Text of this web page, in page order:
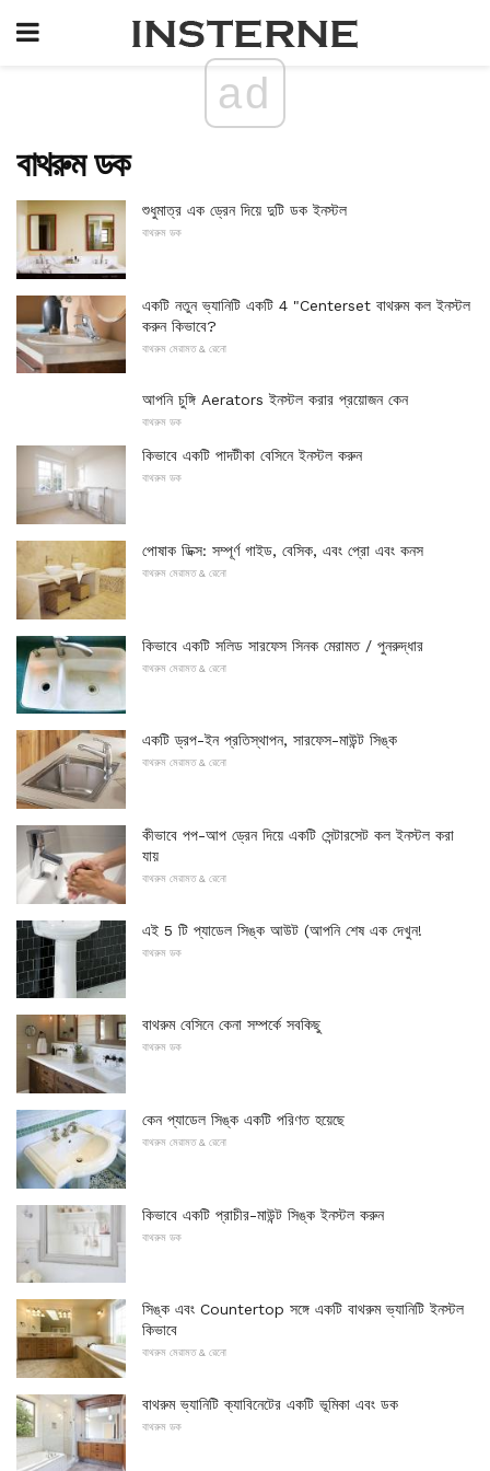
ad
বাথরুম ডক
শুধুমাত্র এক ড্রেন দিয়ে দুটি ডক ইনস্টল
বাথরুম ডক
একটি নতুন ভ্যানিটি একটি 4 "Centerset বাথরুম কল ইনস্টল
করুন কিভাবে?
বাথরুম মেরামত & রেনো
আপনি চুঙ্গি Aerators ইনস্টল করার প্রয়োজন কেন
বাথরুম ডক
কিভাবে একটি পাদটীকা বেসিনে ইনস্টল করুন
বাথরুম ডক
পোষাক ডিক্স: সম্পূর্ণ গাইড, বেসিক, এবং প্রো এবং কনস
বাথরুম মেরামত & রেনো
কিভাবে একটি সলিড সারফেস সিনক মেরামত / পুনরুদ্ধার
বাথরুম মেরামত & রেনো
একটি ড্রপ-ইন প্রতিস্থাপন, সারফেস-মাউন্ট সিঙ্ক
বাথরুম মেরামত & রেনো
কীভাবে পপ-আপ ড্রেন দিয়ে একটি সেন্টারসেট কল ইনস্টল করা
যায়
বাথরুম মেরামত & রেনো
এই 5 টি প্যাডেল সিঙ্ক আউট (আপনি শেষ এক দেখুন!
বাথরুম ডক
বাথরুম বেসিনে কেনা সম্পর্কে সবকিছু
বাথরুম ডক
কেন প্যাডেল সিঙ্ক একটি পরিণত হয়েছে
বাথরুম মেরামত & রেনো
কিভাবে একটি প্রাচীর-মাউন্ট সিঙ্ক ইনস্টল করুন
বাথরুম ডক
সিঙ্ক এবং Countertop সঙ্গে একটি বাথরুম ভ্যানিটি ইনস্টল
কিভাবে
বাথরুম মেরামত & রেনো
বাথরুম ভ্যানিটি ক্যাবিনেটের একটি ভূমিকা এবং ডক
বাথরুম ডক